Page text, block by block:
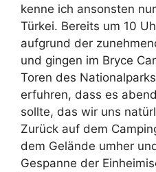
kenne ich ansonsten
Türkei. Bereits um 10
aufgrund der
und gingen im Bryce
Toren des
erfuhren, dass es
sollte, das wir uns
Zurück auf dem
dem Gelände umher
Gespanne der